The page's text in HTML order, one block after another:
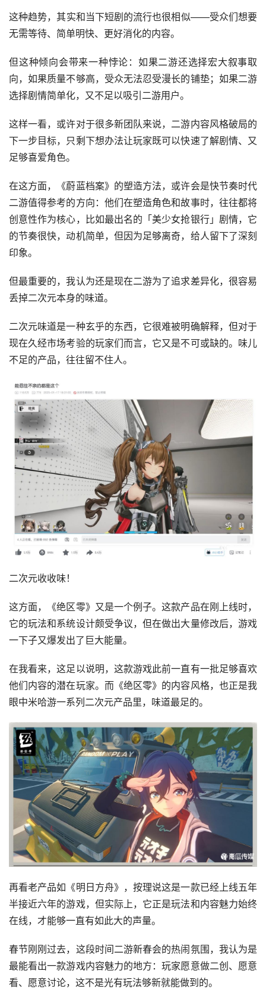
但这种倾向会带来一种悖论：如果二游还选择宏大叙事取
选择剧情简单化，又不足以吸引二游用户。
这样一看，或许对于很多新团队来说，二游内容风格破局的
足够喜爱角色。
在这方面，《蔚蓝档案》的塑造方法，或许会是快节奏时代
创意性作为核心，比如最出名的「美少女抢银行」剧情，它
的节奏很快，动机简单，但因为足够离奇，给人留下了深刻
印象。
但最重要的，我认为还是现在二游为了追求差异化，很容易
二次元味道是一种玄乎的东西，它很难被明确解释，但对于
不足的产品，往往留不住人。
二次元收收味！
这方面，《绝区零》又是一个例子。这款产品在刚上线时，
一下子又爆发出了巨大能量。
在我看来，这足以说明，这款游戏此前一直有一批足够喜欢
眼中米哈游一系列二次元产品里，味道最足的。
再看老产品如《明日方舟》，按理说这是一款已经上线五年
在线，才能够一直有如此大的声量。
春节刚刚过去，这段时间二游新春会的热闹氛围，我认为是
看、愿意讨论，这不是光有玩法够新就能做到的。
这么多年过去，《明日方舟》的二创氛围就依旧坚挺：以